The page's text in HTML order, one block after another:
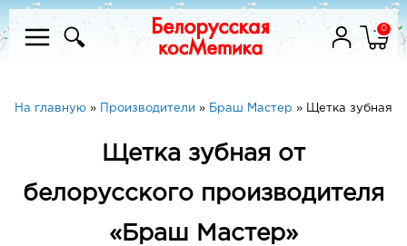
0
На главную » Производители » Браш Мастер » Щетка зубная
Щетка зубная от
белорусского производителя
«Браш Мастер»